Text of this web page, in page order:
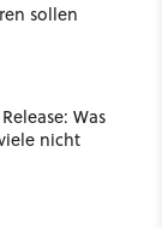
sollen
Was
nicht